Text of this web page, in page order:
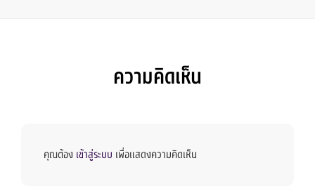
ความคิดเห็น
คุณต้อง เข้าสู่ระบบ เพื่อแสดงความคิดเห็น